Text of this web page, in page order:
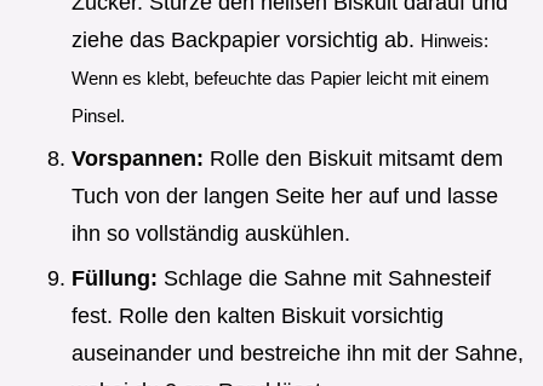
ziehe das Backpapier vorsichtig ab. Hinweis:
Wenn es klebt, befeuchte das Papier leicht mit einem
Pinsel.
Vorspannen: Rolle den Biskuit mitsamt dem
Tuch von der langen Seite her auf und lasse
ihn so vollständig auskühlen.
Füllung: Schlage die Sahne mit Sahnesteif
fest. Rolle den kalten Biskuit vorsichtig
auseinander und bestreiche ihn mit der Sahne,